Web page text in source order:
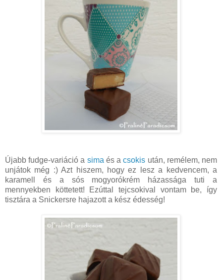
Újabb fudge-variáció a sima és acsokis után, remélem, nem
unjátok még :) Azt hiszem, hogy ez lesz a kedvencem, a
karamell és a sós mogyorókrém házassága tuti a
mennyekben köttetett! Ezúttal tejcsokival vontam be, így
tisztára a Snickersre hajazott a kész édesség!